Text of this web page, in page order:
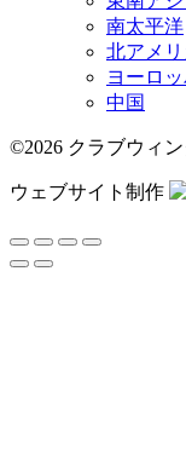
南太平洋
北アメリ
ヨーロ
中国
©2026 クラブウィ
ウェブサイト制作